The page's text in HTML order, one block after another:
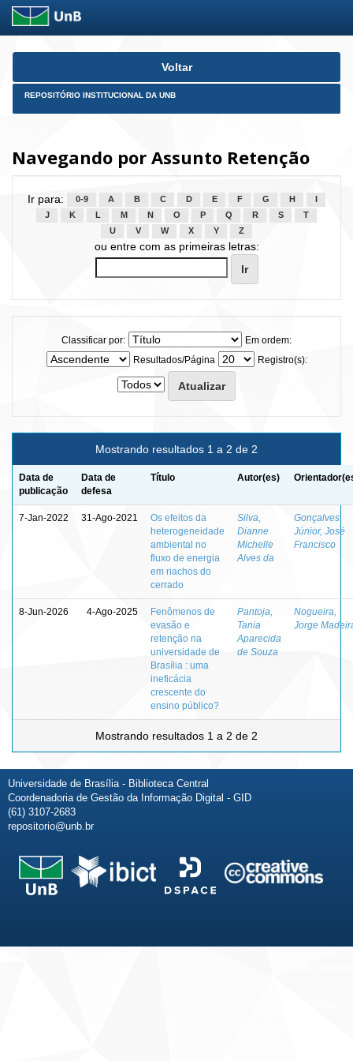
Skip
Voltar
REPOSITÓRIO INSTITUCIONAL DA UNB
Navegando por Assunto Retenção
Ir para: 0-9 A B C D E F G H
J
K L M N O P Q R S
T
U
V W X Y Z
ou entre com as primeiras letras:
Classificar por:
Em ordem:
Resultados/Página
Registro(s):
Mostrando resultados 1 a 2 de 2
Data de
publicação
Data de
defesa
Título Autor(es)
7-Jan-2022 31-Ago-2021
Os efeitos da
heterogeneidade
ambiental no
fluxo de energia
em riachos do
cerrado
Silva,
Dianne
Michelle
Alves da
Gonçalves
Júnior, José
Francisco
8-Jun-2026 4-Ago-2025
Fenômenos de
evasão e
retenção na
universidade de
Brasília : uma
ineficácia
crescente do
ensino público?
Pantoja,
Tania
Aparecida
de Souza
Nogueira,
Jorge
Mostrando resultados 1 a 2 de 2
Universidade de Brasília - Biblioteca Central
Coordenadoria de Gestão da Informação Digital - GID
(61) 3107-2683
repositorio@unb.br